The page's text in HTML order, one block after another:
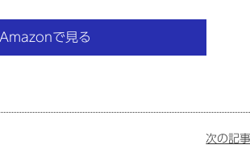
Amazonで見る
次の記